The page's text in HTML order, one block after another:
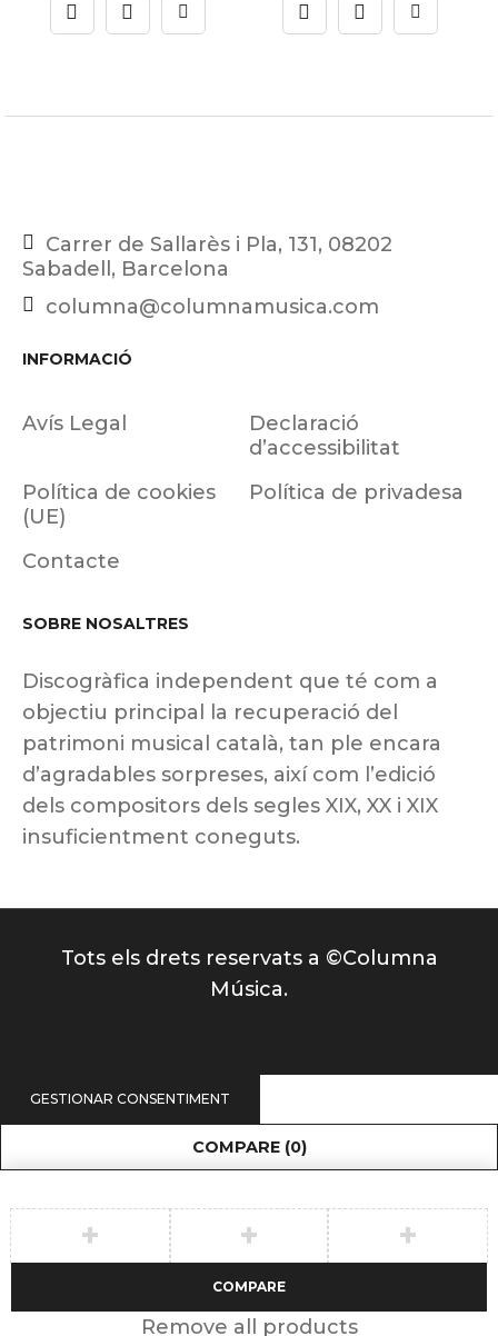
Carrer de Sallarès i Pla, 131, 08202
Sabadell, Barcelona
columna@columnamusica.com
INFORMACIÓ
Avís Legal
Declaració
d’accessibilitat
Política de cookies
(UE)
Política de privadesa
Contacte
SOBRE NOSALTRES
Discogràfica independent que té com a
objectiu principal la recuperació del
patrimoni musical català, tan ple encara
d’agradables sorpreses, així com l’edició
dels compositors dels segles XIX, XX i XIX
insuficientment coneguts.
Tots els drets reservats a ©Columna
Música.
GESTIONAR CONSENTIMENT
COMPARE (0)
COMPARE
Remove all products